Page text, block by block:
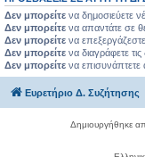
Δεν μπορείτε να δημοσιεύετε
Δεν μπορείτε να απαντάτε σε
Δεν μπορείτε να
Δεν μπορείτε να διαγράφετε
Δεν μπορείτε να επισυνάπτετε
Ευρετήριο Δ. Συζήτησης
Δημιουργήθηκε